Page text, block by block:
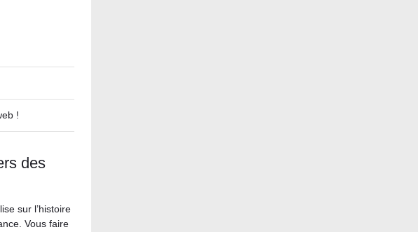
!
des
sur l’histoire
Vous faire